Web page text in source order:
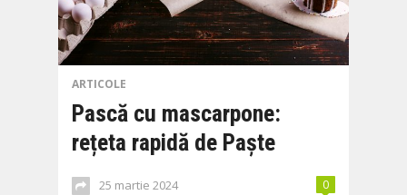
ARTICOLE
Pască cu mascarpone:
rețeta rapidă de Paște
25 martie 2024 0